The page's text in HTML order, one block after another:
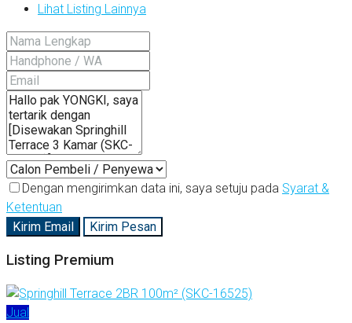
Lihat Listing Lainnya
Dengan mengirimkan data ini, saya setuju pada Syarat &
Ketentuan
Kirim Email
Kirim Pesan
Listing Premium
Jual